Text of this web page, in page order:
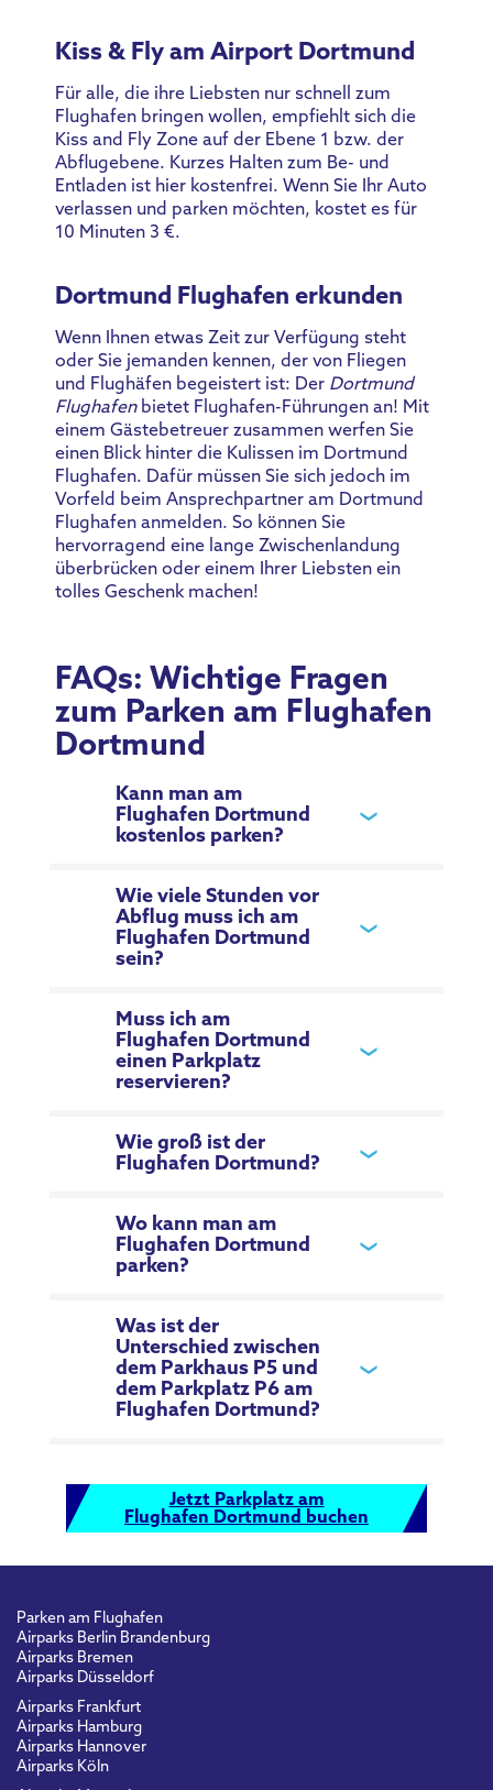
Kiss & Fly am Airport Dortmund
Für alle, die ihre Liebsten nur schnell zum
Flughafen bringen wollen, empfiehlt sich die
Kiss and Fly Zone auf der Ebene 1 bzw. der
Abflugebene. Kurzes Halten zum Be- und
Entladen ist hier kostenfrei. Wenn Sie Ihr Auto
verlassen und parken möchten, kostet es für
10 Minuten 3 €.
Dortmund Flughafen erkunden
Wenn Ihnen etwas Zeit zur Verfügung steht
oder Sie jemanden kennen, der von Fliegen
und Flughäfen begeistert ist: Der Dortmund
Flughafenbietet Flughafen-Führungen an! Mit
einem Gästebetreuer zusammen werfen Sie
einen Blick hinter die Kulissen im Dortmund
Flughafen. Dafür müssen Sie sich jedoch im
Vorfeld beim Ansprechpartner am Dortmund
Flughafen anmelden. So können Sie
hervorragend eine lange Zwischenlandung
überbrücken oder einem Ihrer Liebsten ein
tolles Geschenk machen!
FAQs: Wichtige Fragen
zum Parken am Flughafen
Dortmund
Kann man am
Flughafen Dortmund
kostenlos parken?
Wie viele Stunden vor
Abflug muss ich am
Flughafen Dortmund
sein?
Muss ich am
Flughafen Dortmund
einen Parkplatz
reservieren?
Wie groß ist der
Flughafen Dortmund?
Wo kann man am
Flughafen Dortmund
parken?
Was ist der
Unterschied zwischen
dem Parkhaus P5 und
dem Parkplatz P6 am
Flughafen Dortmund?
Jetzt Parkplatz am
Flughafen Dortmund buchen
Parken am Flughafen
Airparks Berlin Brandenburg
Airparks Bremen
Airparks Düsseldorf
Airparks Frankfurt
Airparks Hamburg
Airparks Hannover
Airparks Köln